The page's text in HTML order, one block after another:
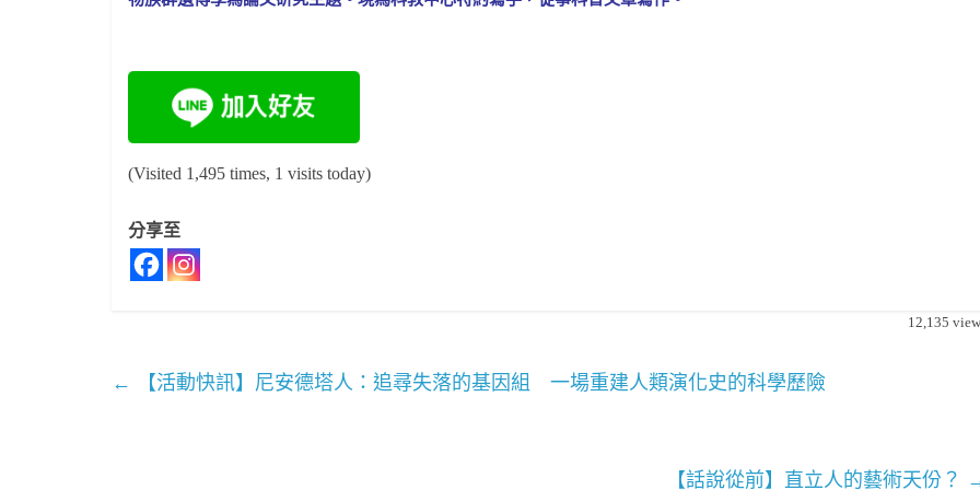
(Visited 1,495 times, 1 visits today)
分享至
12,135
← 【活動快訊】尼安德塔人：追尋失落的基因組 一場重建人類演化史的科學歷險
【話說從前】直立人的藝術天份？